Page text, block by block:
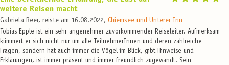
weitere Reisen macht
Gabriela Beer, reiste am 16.08.2022, Chiemsee und Unterer Inn
Tobias Epple ist ein sehr angenehmer zuvorkommender Reiseleiter. Aufmerksam
kümmert er sich nicht nur um alle TeilnehmerInnen und deren zahlreiche
Fragen, sondern hat auch immer die Vögel im Blick, gibt Hinweise und
Erklärungen, ist immer präsent und immer freundlich zugewandt. Sein